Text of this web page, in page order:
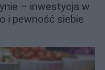
– inwestycja w
i pewność siebie